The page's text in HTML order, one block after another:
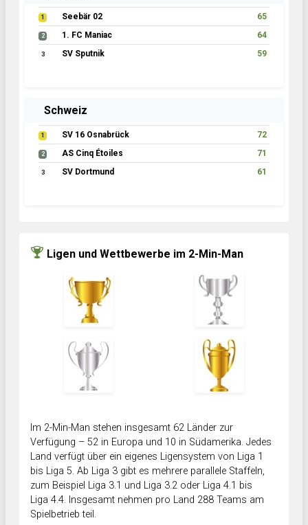
1 Seebär 02 65
2 1. FC Maniac 64
3 SV Sputnik 59
Schweiz
1 SV 16 Osnabrück 72
2 AS Cinq Étoiles 71
3 SV Dortmund 61
Ligen und Wettbewerbe im 2-Min-Man
Im 2-Min-Man stehen insgesamt 62 Länder zur
Verfügung – 52 in Europa und 10 in Südamerika. Jedes
Land verfügt über ein eigenes Ligensystem von Liga 1
bis Liga 5. Ab Liga 3 gibt es mehrere parallele Staffeln,
zum Beispiel Liga 3.1 und Liga 3.2 oder Liga 4.1 bis
Liga 4.4. Insgesamt nehmen pro Land 288 Teams am
Spielbetrieb teil.